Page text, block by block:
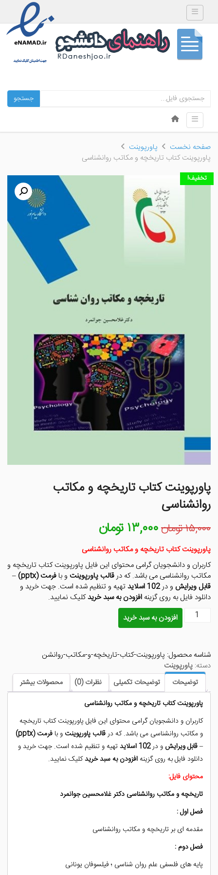
Toggle navigation
جستجو
Menu
Skip to content
Toggle navigation
صفحه نخست
پاورپوینت
پاورپوینت کتاب تاریخچه و مکاتب روانشناسی
تخفیف!
پاورپوینت کتاب تاریخچه و مکاتب
روانشناسی
۱۵,۰۰۰تومانقیمت
اصلی
۱۵,۰۰۰ تومان
بود.
۱۳,۰۰۰تومان
است.
پاورپوینت کتاب تاریخچه و مکاتب روانشناسی
کاربران و دانشجویان گرامی محتوای این فایل پاورپوینت کتاب تاریخچه و
مکاتب روانشناسی می باشد. که درقالب پاورپوینت و بافرمت (pptx)
–
قابل ویرایش و در102 اسلاید
تهیه و تنظیم شده است. جهت خرید و
دانلود فایل به روی گزینه افزودن به سبد خریدکلیک نمایید.
پاورپوینت
مکاتب
روانشناسی
عدد
افزودن به سبد خرید
شناسه محصول: پاورپوینت-کتاب-تاریخچه-و-مکاتب-روانشن
دسته: پاورپوینت
توضیحات توضیحات تکمیلی نظرات (0)
محصولات بیشتر
پاورپوینت کتاب تاریخچه و مکاتب روانشناسی
کاربران و دانشجویان گرامی محتوای این فایل پاورپوینت کتاب تاریخچه
و مکاتب روانشناسی می باشد. که درقالب پاورپوینت و با فرمت (pptx)
–قابل ویرایش و در102 اسلاید
تهیه و تنظیم شده است. جهت خرید و
دانلود فایل به روی گزینه افزودن به سبد خریدکلیک نمایید.
محتوای فایل:
تاریخچه و مکاتب روانشناسی دکتر غلامحسین جوانمرد
فصل اول :
مقدمه ای بر تاریخچه و مکاتب روانشناسی
فصل دوم :
پایه های فلسفی علم روان شناسی ؛ فیلسوفان یونانی